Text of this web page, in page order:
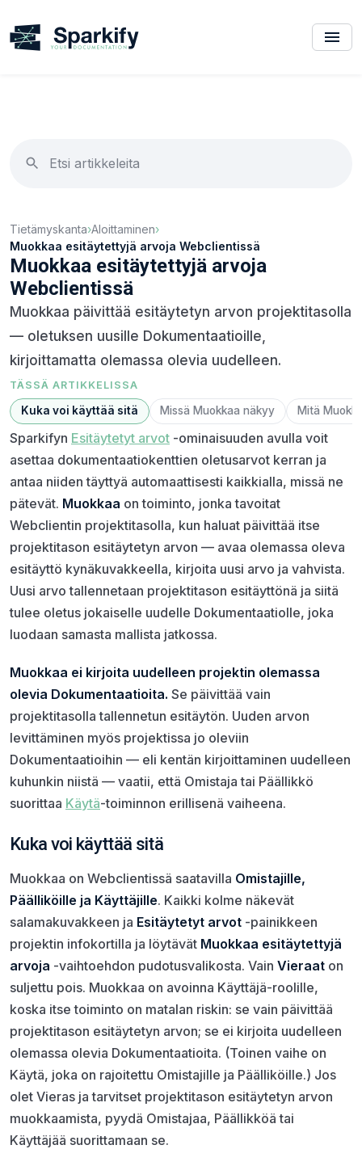
Tietämyskanta›Aloittaminen›
Muokkaa esitäytettyjä arvoja Webclientissä
Muokkaa esitäytettyjä arvoja
Webclientissä
Muokkaa päivittää esitäytetyn arvon projektitasolla
— oletuksen uusille Dokumentaatioille,
kirjoittamatta olemassa olevia uudelleen.
TÄSSÄ ARTIKKELISSA
Kuka voi käyttää sitä Missä Muokkaa näkyy Mitä
Sparkifyn Esitäytetyt arvot -ominaisuuden avulla voit
asettaa dokumentaatiokenttien oletusarvot kerran ja
antaa niiden täyttyä automaattisesti kaikkialla, missä ne
pätevät. Muokkaa on toiminto, jonka tavoitat
Webclientin projektitasolla, kun haluat päivittää itse
projektitason esitäytetyn arvon — avaa olemassa oleva
esitäyttö kynäkuvakkeella, kirjoita uusi arvo ja vahvista.
Uusi arvo tallennetaan projektitason esitäyttönä ja siitä
tulee oletus jokaiselle uudelle Dokumentaatiolle, joka
luodaan samasta mallista jatkossa.
Muokkaa ei kirjoita uudelleen projektin olemassa
olevia Dokumentaatioita. Se päivittää vain
projektitasolla tallennetun esitäytön. Uuden arvon
levittäminen myös projektissa jo oleviin
Dokumentaatioihin — eli kentän kirjoittaminen uudelleen
kuhunkin niistä — vaatii, että Omistaja tai Päällikkö
suorittaa Käytä-toiminnon erillisenä vaiheena.
Kuka voi käyttää sitä
Muokkaa on Webclientissä saatavilla Omistajille,
Päälliköille ja Käyttäjille. Kaikki kolme näkevät
salamakuvakkeen ja Esitäytetyt arvot -painikkeen
projektin infokortilla ja löytävät Muokkaa esitäytettyjä
arvoja -vaihtoehdon pudotusvalikosta. Vain Vieraat on
suljettu pois. Muokkaa on avoinna Käyttäjä-roolille,
koska itse toiminto on matalan riskin: se vain päivittää
projektitason esitäytetyn arvon; se ei kirjoita uudelleen
olemassa olevia Dokumentaatioita. (Toinen vaihe on
Käytä, joka on rajoitettu Omistajille ja Päälliköille.) Jos
olet Vieras ja tarvitset projektitason esitäytetyn arvon
muokkaamista, pyydä Omistajaa, Päällikköä tai
Käyttäjää suorittamaan se.